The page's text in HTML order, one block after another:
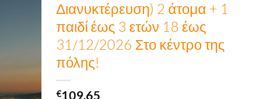
Διανυκτέρευση) 2 άτομα + 1
παιδί έως 3 ετών 18 έως
31/12/2026 Στο κέντρο της
πόλης!
€109,65